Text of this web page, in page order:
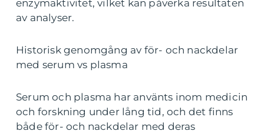
enzymaktivitet, vilket kan påverka resultaten
av analyser.
Historisk genomgång av för- och nackdelar
med serum vs plasma
Serum och plasma har använts inom medicin
och forskning under lång tid, och det finns
både för- och nackdelar med deras